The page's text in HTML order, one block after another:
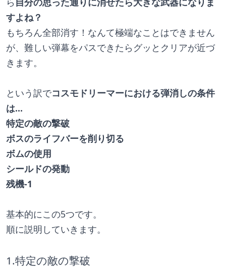
すよね？
もちろん全部消す！なんて極端なことはできません
が、難しい弾幕をパスできたらグッとクリアが近づ
きます。
という訳でコスモドリーマーにおける弾消しの条件
は…
特定の敵の撃破
ボスのライフバーを削り切る
ボムの使用
シールドの発動
残機-1
基本的にこの5つです。
順に説明していきます。
1.特定の敵の撃破